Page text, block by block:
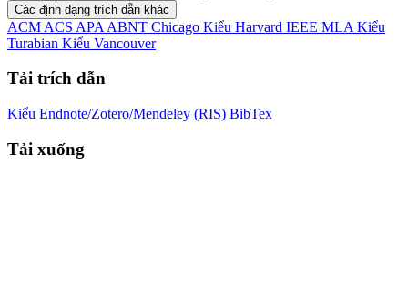
Các định dạng trích dẫn khác
ACM ACS APA ABNT Chicago Kiểu Harvard IEEE MLA Kiểu
Turabian Kiểu Vancouver
Tải trích dẫn
Kiểu Endnote/Zotero/Mendeley (RIS) BibTex
Tải xuống